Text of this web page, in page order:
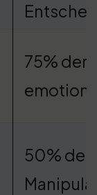
75% der
50% der